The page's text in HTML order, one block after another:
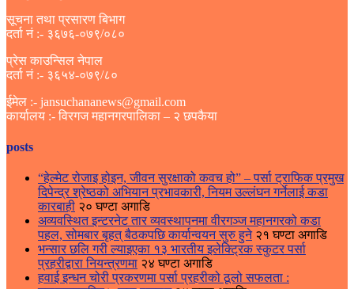
सूचना तथा प्रसारण बिभाग
दर्ता नं :- ३६७६-०७९/०८०
प्रेस काउन्सिल नेपाल
दर्ता नं :- ३६५४-०७९/८०
ईमेल :- jansuchananews@gmail.com
कार्यालय :- विरगज महानगरपालिका – २ छपकैया
posts
“हेल्मेट रोजाइ होइन, जीवन सुरक्षाको कवच हो” – पर्सा ट्राफिक प्रमुख
दिपेन्द्र श्रेष्ठको अभियान प्रभावकारी, नियम उल्लंघन गर्नेलाई कडा
कारबाही २० घण्टा अगाडि
अव्यवस्थित इन्टरनेट तार व्यवस्थापनमा वीरगञ्ज महानगरको कडा
पहल, सोमबार बृहत् बैठकपछि कार्यान्वयन सुरु हुने २१ घण्टा अगाडि
भन्सार छलि गरी ल्याइएका १३ भारतीय इलेक्ट्रिक स्कुटर पर्सा
प्रहरीद्वारा नियन्त्रणमा २४ घण्टा अगाडि
हवाई इन्धन चोरी प्रकरणमा पर्सा प्रहरीको ठूलो सफलता :